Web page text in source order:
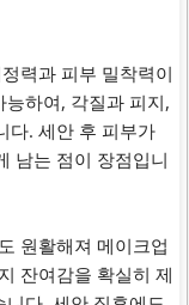
력과 피부 밀착력이
하여, 각질과 피지,
다. 세안 후 피부가
남는 점이 장점입니
원활해져 메이크업
잔여감을 확실히 제